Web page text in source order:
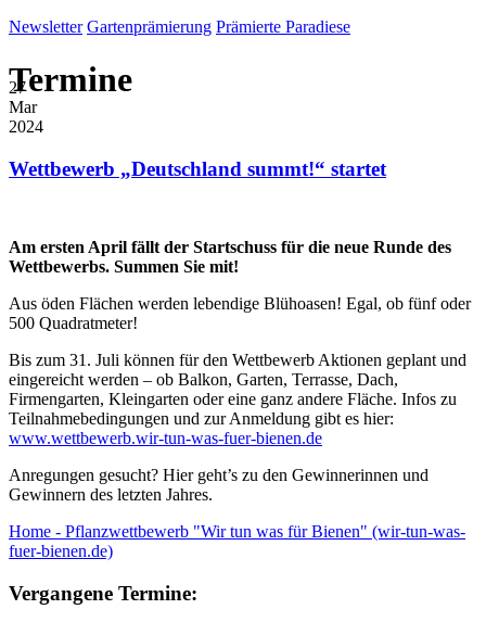
Newsletter Gartenprämierung Prämierte Paradiese
Termine
27
Mar
2024
Wettbewerb „Deutschland summt!“ startet
Am ersten April fällt der Startschuss für die neue Runde des
Wettbewerbs. Summen Sie mit!
Aus öden Flächen werden lebendige Blühoasen! Egal, ob fünf oder
500 Quadratmeter!
Bis zum 31. Juli können für den Wettbewerb Aktionen geplant und
eingereicht werden – ob Balkon, Garten, Terrasse, Dach,
Firmengarten, Kleingarten oder eine ganz andere Fläche. Infos zu
Teilnahmebedingungen und zur Anmeldung gibt es hier:
www.wettbewerb.wir-tun-was-fuer-bienen.de
Anregungen gesucht? Hier geht’s zu den Gewinnerinnen und
Gewinnern des letzten Jahres.
Home - Pflanzwettbewerb "Wir tun was für Bienen" (wir-tun-was-
fuer-bienen.de)
Vergangene Termine: